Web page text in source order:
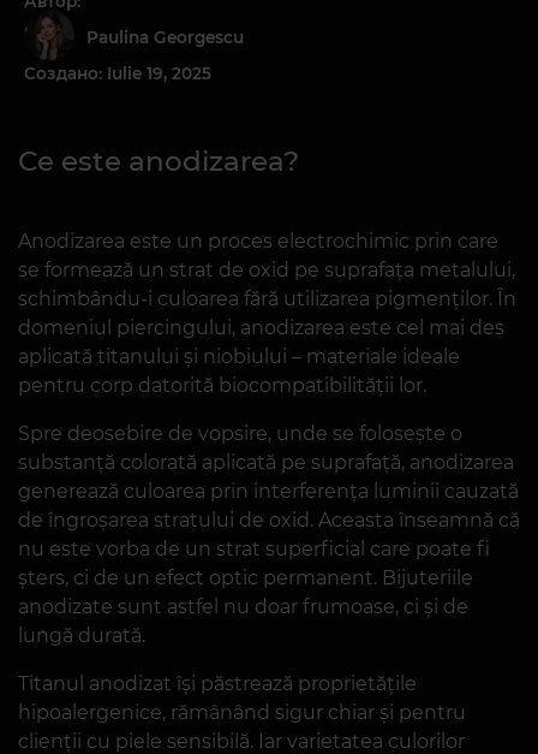
Paulina Georgescu
Создано: Iulie 19, 2025
Ce este anodizarea?
Anodizarea este un proces electrochimic prin care
se formează un strat de oxid pe suprafața metalului,
schimbându-i culoarea fără utilizarea pigmenților. În
domeniul piercingului, anodizarea este cel mai des
aplicată titanului și niobiului – materiale ideale
pentru corp datorită biocompatibilității lor.
Spre deosebire de vopsire, unde se folosește o
substanță colorată aplicată pe suprafață, anodizarea
generează culoarea prin interferența luminii cauzată
de îngroșarea stratului de oxid. Aceasta înseamnă că
nu este vorba de un strat superficial care poate fi
șters, ci de un efect optic permanent. Bijuteriile
anodizate sunt astfel nu doar frumoase, ci și de
lungă durată.
Titanul anodizat își păstrează proprietățile
hipoalergenice, rămânând sigur chiar și pentru
clienții cu piele sensibilă. Iar varietatea culorilor